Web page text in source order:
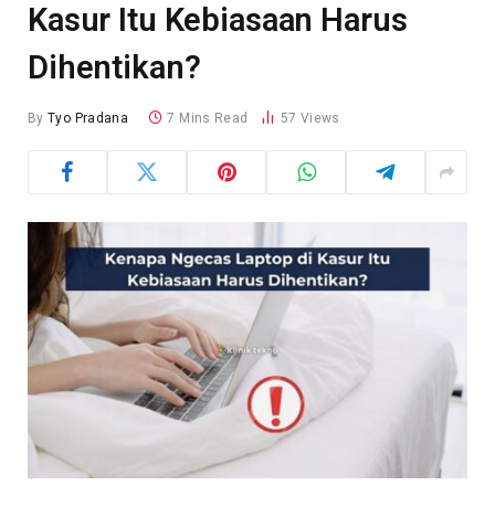
Kasur Itu Kebiasaan Harus
Dihentikan?
By Tyo Pradana 7 Mins Read 57 Views